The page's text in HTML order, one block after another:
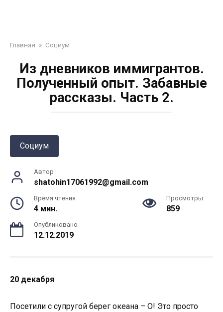
Главная » Социум
Из дневников иммигрантов.
Полученный опыт. Забавные
рассказы. Часть 2.
Социум
Автор
shatohin17061992@gmail.com
Время чтения
4 мин.
Просмотры
859
Опубликовано
12.12.2019
20 декабря
Посетили с супругой берег океана – О! Это просто